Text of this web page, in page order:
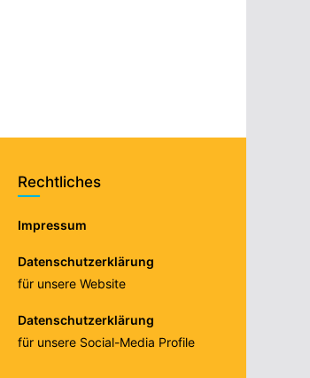
Rechtliches
Impressum
Datenschutzerklärung
für unsere Website
Datenschutzerklärung
für unsere Social-Media Profile